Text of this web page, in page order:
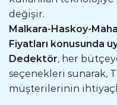
değişir.
Malkara-Haskoy-
Fiyatları konusunda
Dedektör, her
seçenekleri sunarak,
müşterilerinin